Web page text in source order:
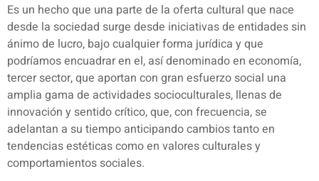
Es un hecho que una parte de la oferta cultural que nace
desde la sociedad surge desde iniciativas de entidades sin
ánimo de lucro, bajo cualquier forma jurídica y que
podríamos encuadrar en el, así denominado en economía,
tercer sector, que aportan con gran esfuerzo social una
amplia gama de actividades socioculturales, llenas de
innovación y sentido crítico, que, con frecuencia, se
adelantan a su tiempo anticipando cambios tanto en
tendencias estéticas como en valores culturales y
comportamientos sociales.